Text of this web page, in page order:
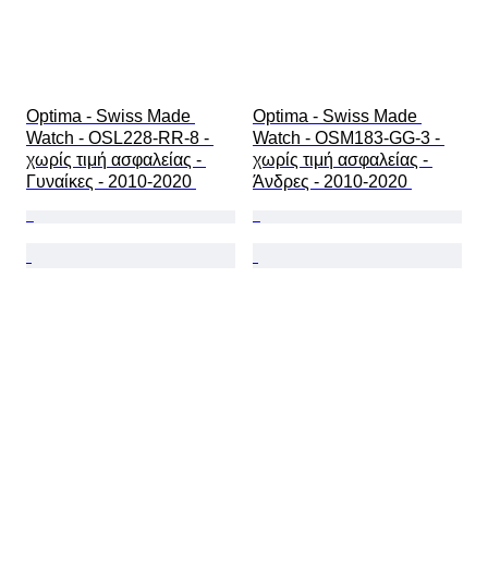
Optima - Swiss Made
Watch - OSL228-RR-8 -
χωρίς τιμή ασφαλείας -
Γυναίκες - 2010-2020
Optima - Swiss Made
Watch - OSM183-GG-3 -
χωρίς τιμή ασφαλείας -
Άνδρες - 2010-2020